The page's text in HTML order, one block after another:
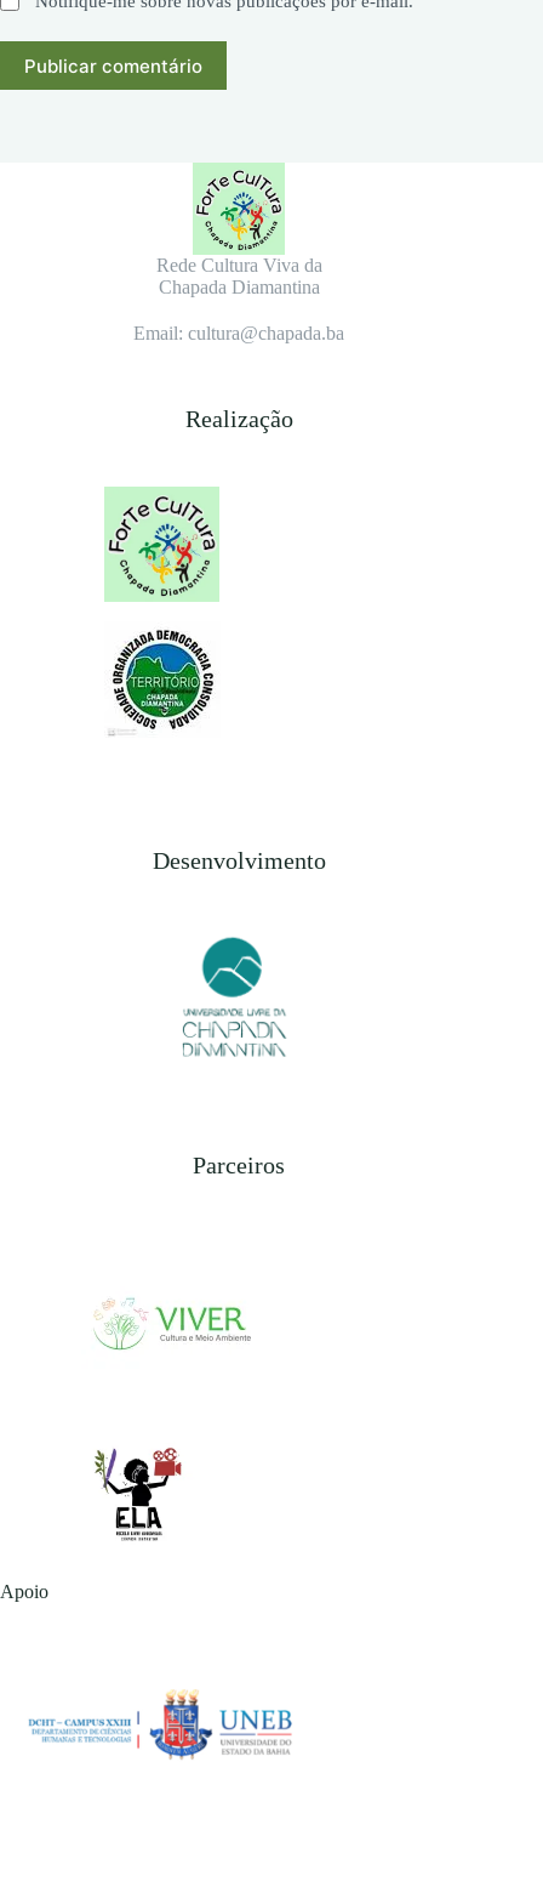
Publicar comentário
Rede Cultura Viva da
Chapada Diamantina
Email: cultura@chapada.ba
Realização
Desenvolvimento
Parceiros
Apoio